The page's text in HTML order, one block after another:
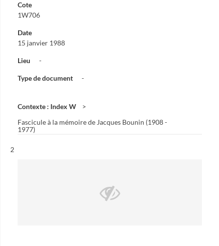
Cote
1W706
Date
15 janvier 1988
Lieu -
Type de document -
Contexte : Index W
Fascicule à la mémoire de Jacques Bounin (1908 -
1977)
Résultat n°
2